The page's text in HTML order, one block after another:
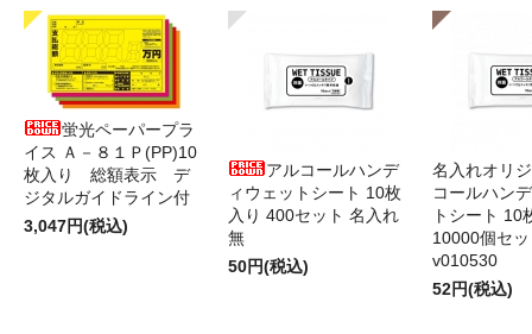
蛍光ペーパープラ
イス Ａ－８１Ｐ(PP)10
枚入り 総額表示 デ
ジタルガイドライン付
3,047円(税込)
アルコールハンデ
ィウェットシート 10枚
入り 400セット 名入れ
無
50円(税込)
名入れオリ
コールハン
トシート 10
10000個セ
v010530
52円(税込)